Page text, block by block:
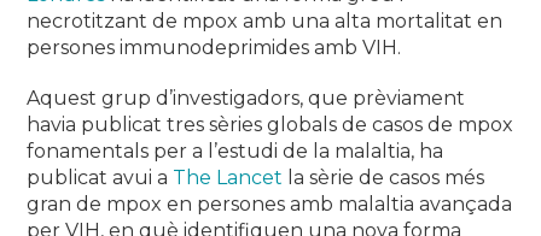
necrotitzant de mpox amb una alta mortalitat en
persones immunodeprimides amb VIH.
Aquest grup d’investigadors, que prèviament
havia publicat tres sèries globals de casos de mpox
fonamentals per a l’estudi de la malaltia, ha
publicat avui a The Lancet la sèrie de casos més
gran de mpox en persones amb malaltia avançada
per VIH, en què identifiquen una nova forma